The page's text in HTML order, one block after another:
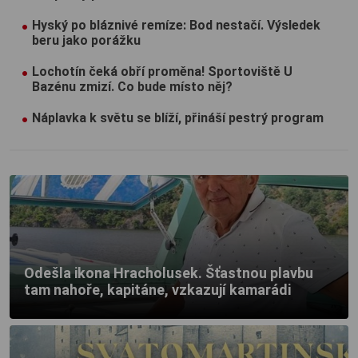
Hyský po bláznivé remíze: Bod nestačí. Výsledek
beru jako porážku
Lochotín čeká obří proměna! Sportoviště U
Bazénu zmizí. Co bude místo něj?
Náplavka k světu se blíží, přináší pestrý program
Odešla ikona Hracholusek. Šťastnou plavbu
tam nahoře, kapitáne, vzkazují kamarádi